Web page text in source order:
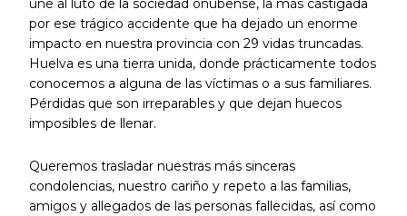
une al luto de la sociedad onubense, la más castigada
por ese trágico accidente que ha dejado un enorme
impacto en nuestra provincia con 29 vidas truncadas.
Huelva es una tierra unida, donde prácticamente todos
conocemos a alguna de las víctimas o a sus familiares.
Pérdidas que son irreparables y que dejan huecos
imposibles de llenar.
Queremos trasladar nuestras más sinceras
condolencias, nuestro cariño y repeto a las familias,
amigos y allegados de las personas fallecidas, así como